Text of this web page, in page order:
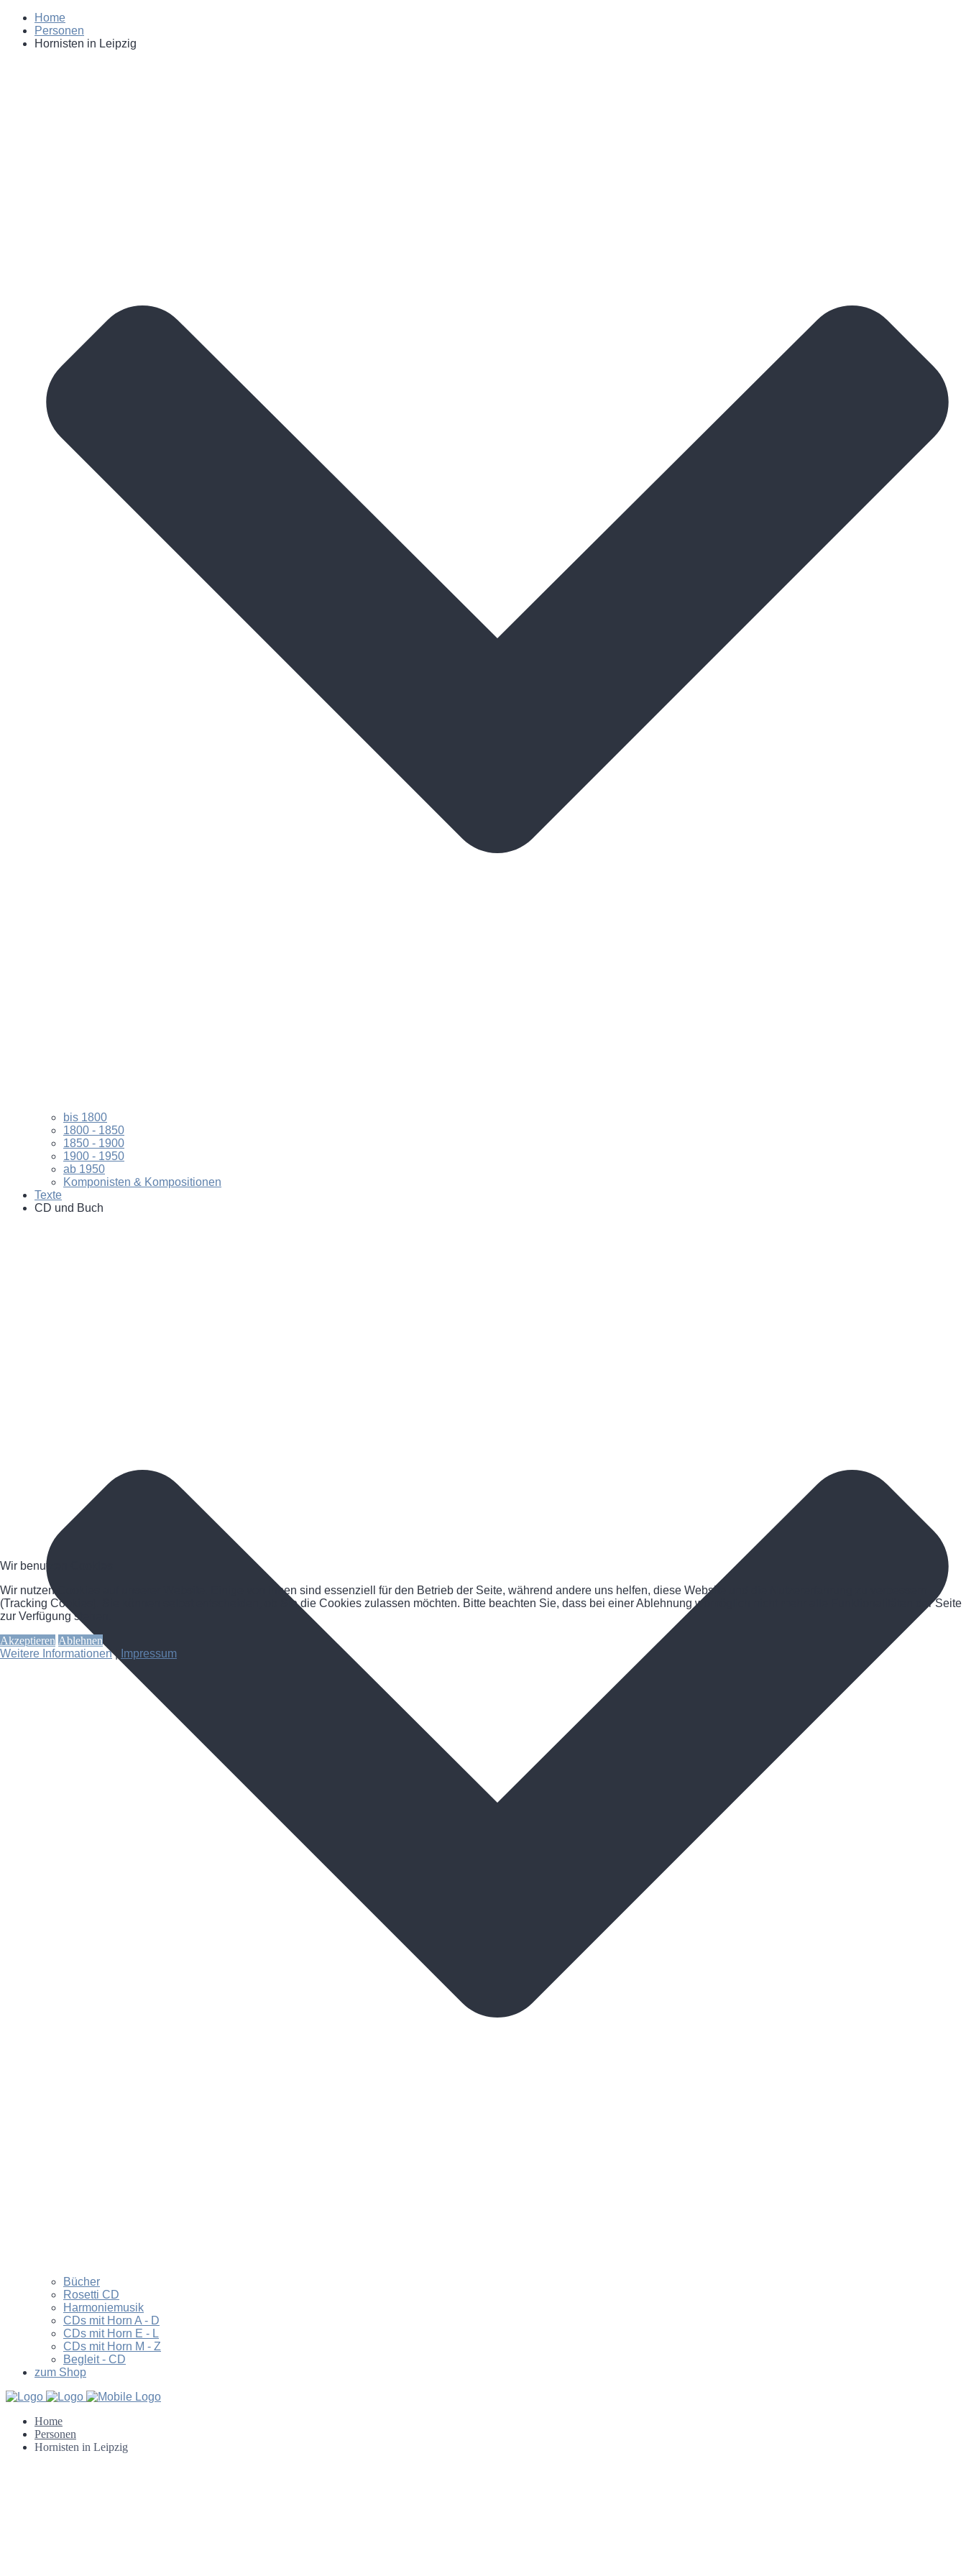
Home
Personen
Hornisten in Leipzig
bis 1800
1800 - 1850
1850 - 1900
1900 - 1950
ab 1950
Komponisten & Kompositionen
Texte
CD und Buch
Bücher
Rosetti CD
Harmoniemusik
CDs mit Horn A - D
CDs mit Horn E - L
CDs mit Horn M - Z
Begleit - CD
zum Shop
Home
Personen
Hornisten in Leipzig
Wir benutzen Cookies
Wir nutzen Cookies auf unserer Website. Einige von ihnen sind essenziell für den Betrieb der Seite, während andere uns helfen, diese Website und die Nutzererfahrung zu verbessern
(Tracking Cookies). Sie können selbst entscheiden, ob Sie die Cookies zulassen möchten. Bitte beachten Sie, dass bei einer Ablehnung womöglich nicht mehr alle Funktionalitäten der Seite
zur Verfügung stehen.
Akzeptieren Ablehnen
Weitere Informationen| Impressum